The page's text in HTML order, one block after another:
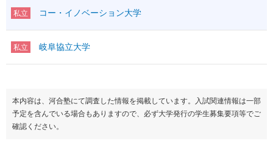
私立 コー・イノベーション大学
私立 岐阜協立大学
本内容は、河合塾にて調査した情報を掲載しています。入試関連情報は一部
予定を含んでいる場合もありますので、必ず大学発行の学生募集要項等でご
確認ください。